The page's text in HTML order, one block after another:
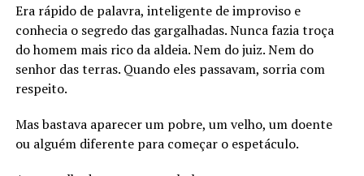
Era rápido de palavra, inteligente de improviso e
conhecia o segredo das gargalhadas. Nunca fazia troça
do homem mais rico da aldeia. Nem do juiz. Nem do
senhor das terras. Quando eles passavam, sorria com
respeito.
Mas bastava aparecer um pobre, um velho, um doente
ou alguém diferente para começar o espetáculo.